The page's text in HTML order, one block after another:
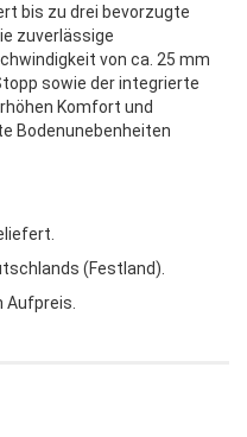
bis zu drei bevorzugte
zuverlässige
von ca. 25 mm
sowie der integrierte
Komfort und
Bodenunebenheiten
(Festland).
Aufpreis.